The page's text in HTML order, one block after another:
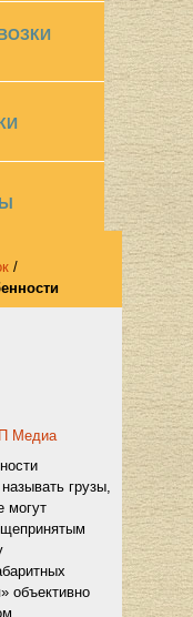
/
Медиа
грузы,
могут
объективно